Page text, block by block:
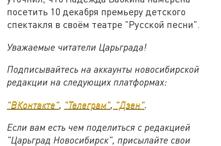
посетить 10 декабря премьеру детского
спектакля в своём театре "Русской песни".
Уважаемые читатели Царьграда!
Подписывайтесь на аккаунты новосибирской
редакции на следующих платформах:
"ВКонтакте", "Телеграм", "Дзен".
Если вам есть чем поделиться с редакцией
"Царьград Новосибирск", присылайте свои